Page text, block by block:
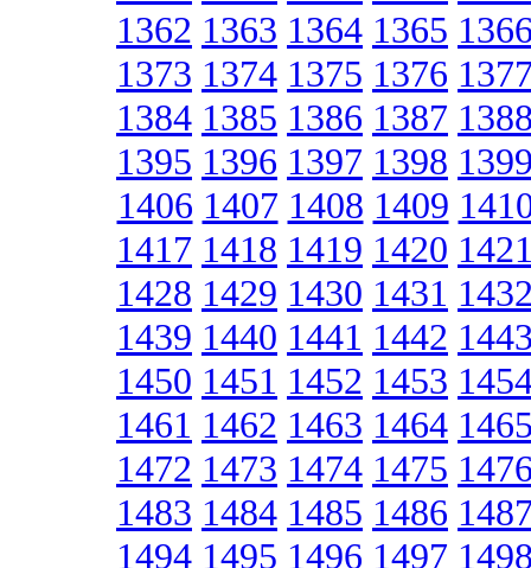
1362 1363 1364 1365
1373 1374 1375 1376
1384 1385 1386 1387
1395 1396 1397 1398
1406 1407 1408 1409
1417 1418 1419 1420
1428 1429 1430 1431
1439 1440 1441 1442
1450 1451 1452 1453
1461 1462 1463 1464
1472 1473 1474 1475
1483 1484 1485 1486
1494 1495 1496 1497